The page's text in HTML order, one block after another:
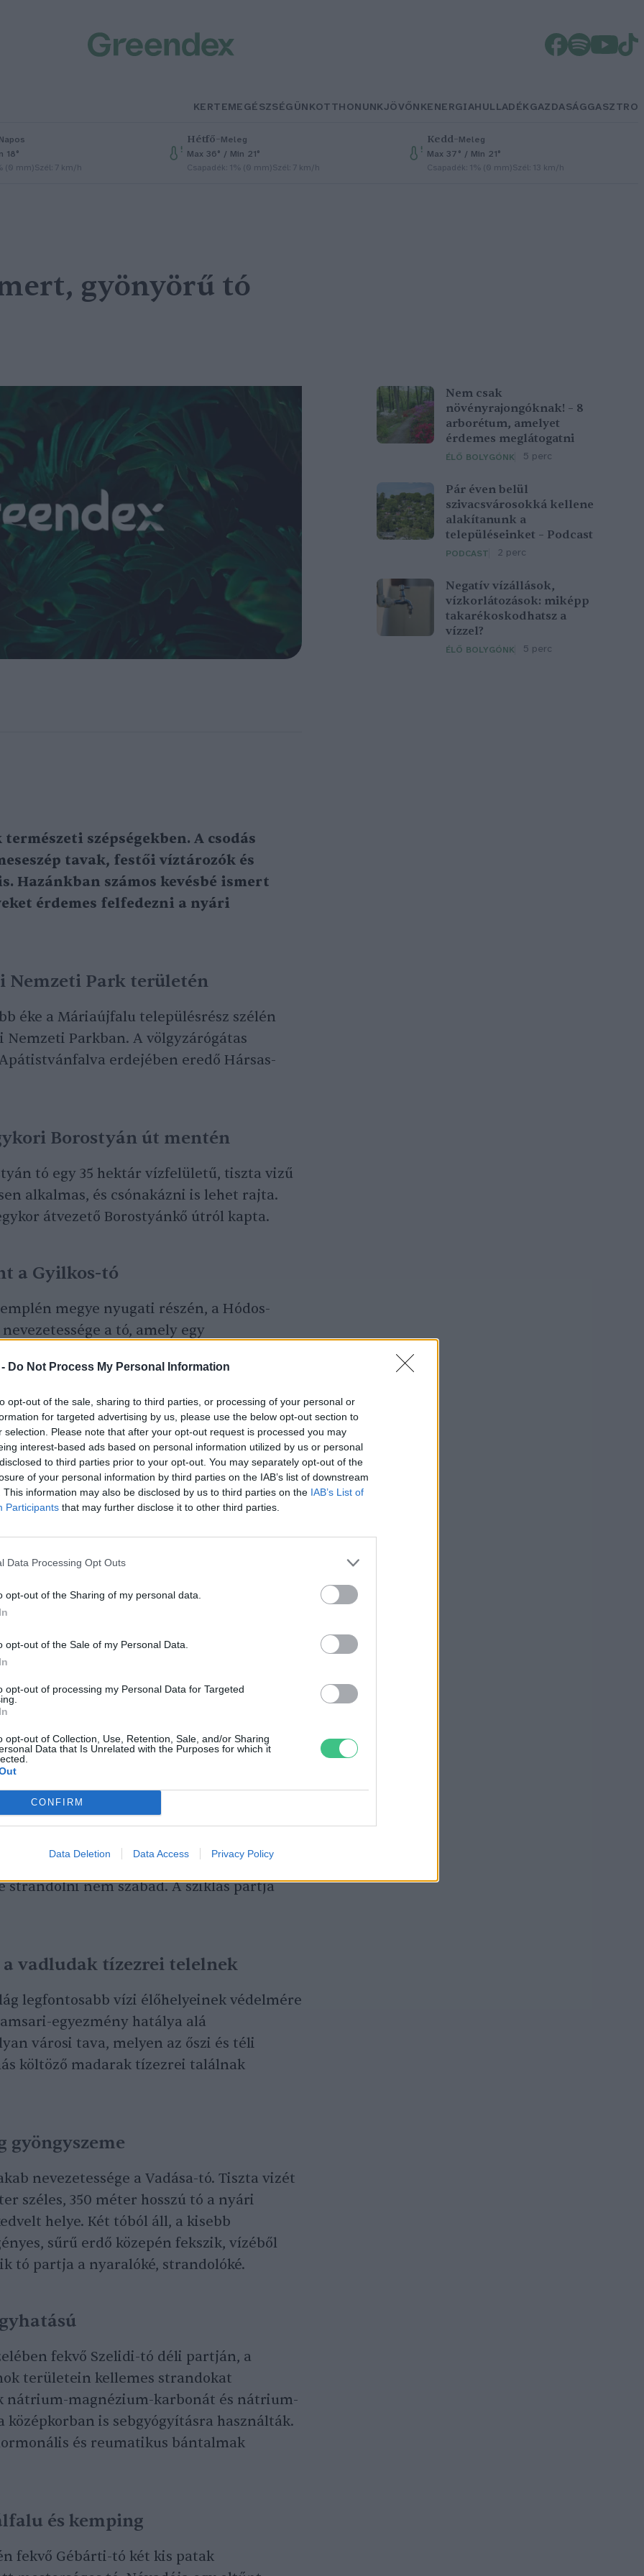
Do Not Process My Personal Information
opt-out of the sale, sharing to third parties, or processing of your personal or
for targeted advertising by us, please use the below opt-out section to
selection. Please note that after your opt-out request is processed you may
interest-based ads based on personal information utilized by us or personal
to third parties prior to your opt-out. You may separately opt-out of the
of your personal information by third parties on the IAB’s list of downstream
This information may also be disclosed by us to third parties on the IAB’s List of
Participants that may further disclose it to other third parties.
Data Processing Opt Outs
opt-out of the Sharing of my personal data.
opt-out of the Sale of my Personal Data.
opt-out of processing my Personal Data for Targeted
opt-out of Collection, Use, Retention, Sale, and/or Sharing
Data that Is Unrelated with the Purposes for which it
CONFIRM
Data Deletion Data Access Privacy Policy
KERTEMEGÉSZSÉGÜNKOTTHONUNKJÖVŐNKENERGIAHULLADÉKGAZDASÁGGASZTRO
Napos
18°
(0 mm)Szél: 7 km/h
Hétfő–Meleg
Max 36° / Min 21°
Csapadék: 1% (0 mm)Szél: 7 km/h
Kedd–Meleg
Max 37° / Min 21°
Csapadék: 1% (0 mm)Szél: 13 km/h
Nem csak
növényrajongóknak! – 8
arborétum, amelyet
érdemes meglátogatni
ÉLŐ BOLYGÓNK 5 perc
Pár éven belül
szivacsvárosokká kellene
alakítanunk a
településeinket – Podcast
PODCAST 2 perc
Negatív vízállások,
vízkorlátozások: miképp
takarékoskodhatsz a
vízzel?
ÉLŐ BOLYGÓNK 5 perc
gyönyörű tó
szépségekben. A csodás
tavak, festői víztározók és
Hazánkban számos kevésbé ismert
érdemes felfedezni a nyári
Nemzeti Park területén
éke a Máriaújfalu településrész szélén
Nemzeti Parkban. A völgyzárógátas
erdejében eredő Hársas-
Borostyán út mentén
tó egy 35 hektár vízfelületű, tiszta vizű
alkalmas, és csónakázni is lehet rajta.
átvezető Borostyánkő útról kapta.
a Gyilkos-tó
megye nyugati részén, a Hódos-
a tó, amely egy
s amely igen ritka
két ilyen tó van: az arlói és az erdélyi
– a Bakony lábánál
a Bakony lábánál, 10 km-re Pápától. Az
34 hektáros víztározótó vize gyorsan
is kellemes meleg marad.
arborétum a tó közepén
mesterséges tava, 8 km hosszú, 26 km
fel egy völgyzáró gáttal a
parkerdő arborétuma félszigetként
egy száz méteres fahíd vezet be
Malom-tó körül pedig egy
„Kék lagúna”
Tarcal mellett igazi kis
színű Tarcali-tó egy bányató a Nagy-
tiszta, nyáron láblógatáshoz
strandolni nem szabad. A sziklás partja
a vadludak tízezrei telelnek
legfontosabb vízi élőhelyeinek védelmére
egyezmény hatálya alá
városi tava, melyen az őszi és téli
költöző madarak tízezrei találnak
gyöngyszeme
nevezetessége a Vadása-tó. Tiszta vizét
széles, 350 méter hosszú tó a nyári
helye. Két tóból áll, a kisebb
sűrű erdő közepén fekszik, vízéből
tó partja a nyaralóké, strandolóké.
fekvő Szelidi-tó déli partján, a
területein kellemes strandokat
nátrium-magnézium-karbonát és nátrium-
is sebgyógyításra használták.
és reumatikus bántalmak
és kemping
fekvő Gébárti-tó két kis patak